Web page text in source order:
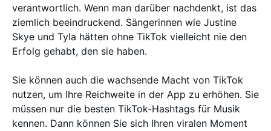
verantwortlich. Wenn man darüber nachdenkt, ist das
ziemlich beeindruckend. Sängerinnen wie Justine
Skye und Tyla hätten ohne TikTok vielleicht nie den
Erfolg gehabt, den sie haben.
Sie können auch die wachsende Macht von TikTok
nutzen, um Ihre Reichweite in der App zu erhöhen. Sie
müssen nur die besten TikTok-Hashtags für Musik
kennen. Dann können Sie sich Ihren viralen Moment